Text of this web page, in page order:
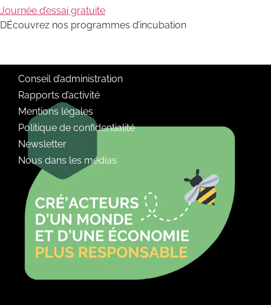
Journée d’essai gratuite
DÉcouvrez nos programmes d’incubation
Conseil d’administration
Rapports d’activité
Mentions légales
Politique de confidentialité
Newsletter
Nous dans les médias